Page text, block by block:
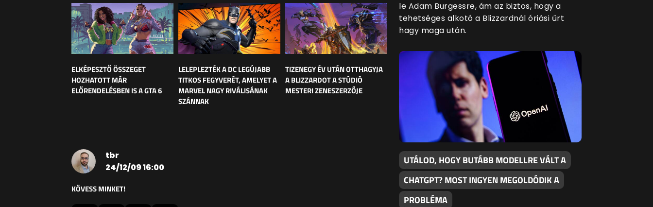
ELKÉPESZTŐ ÖSSZEGET
HOZHATOTT MÁR
ELŐRENDELÉSBEN IS A GTA 6
LELEPLEZTÉK A DC LEGÚJABB
TITKOS FEGYVERÉT, AMELYET A
MARVEL NAGY RIVÁLISÁNAK
SZÁNNAK
TIZENEGY ÉV UTÁN OTTHAGYJA
A BLIZZARDOT A STÚDIÓ
MESTERI ZENESZERZŐJE
tbr
24/12/09 16:00
KÖVESS MINKET!
le Adam Burgessre, ám az biztos, hogy a
tehetséges alkotó a Blizzardnál óriási űrt
hagy maga után.
UTÁLOD, HOGY BUTÁBB MODELLRE VÁLT A
CHATGPT? MOST INGYEN MEGOLDÓDIK A
PROBLÉMA